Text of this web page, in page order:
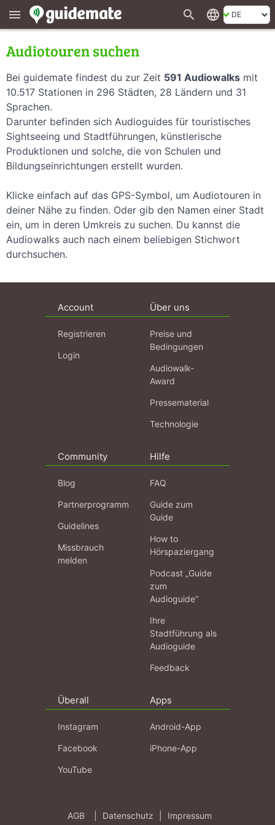
menu search language
Audiotouren suchen
Bei guidemate findest du zur Zeit 591 Audiowalks mit
10.517 Stationen in 296 Städten, 28 Ländern und 31
Sprachen.
Darunter befinden sich Audioguides für touristisches
Sightseeing und Stadtführungen, künstlerische
Produktionen und solche, die von Schulen und
Bildungseinrichtungen erstellt wurden.
Klicke einfach auf das GPS-Symbol, um Audiotouren in
deiner Nähe zu finden. Oder gib den Namen einer Stadt
ein, um in deren Umkreis zu suchen. Du kannst die
Audiowalks auch nach einem beliebigen Stichwort
durchsuchen.
Account
Registrieren
Login
Über uns
Preise und
Bedingungen
Audiowalk-
Award
Pressematerial
Technologie
Community
Blog
Partnerprogramm
Guidelines
Missbrauch
melden
Hilfe
FAQ
Guide zum
Guide
How to
Hörspaziergang
Podcast „Guide
zum
Audioguide“
Ihre
Stadtführung als
Audioguide
Feedback
Überall
Instagram
Facebook
YouTube
Apps
Android-App
iPhone-App
AGB Datenschutz Impressum